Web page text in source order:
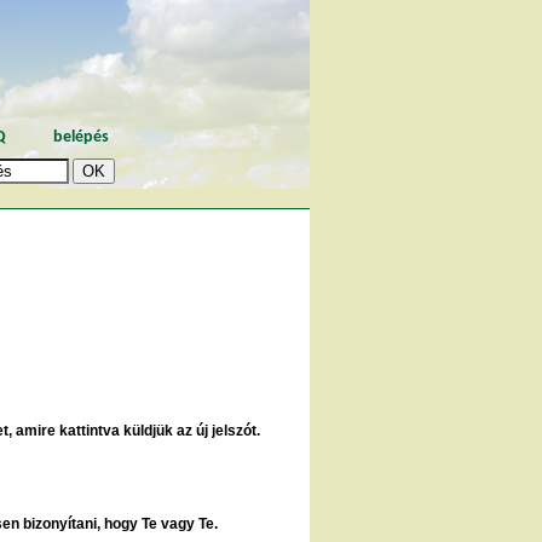
belépés
amire kattintva küldjük az új jelszót.
bizonyítani, hogy Te vagy Te.